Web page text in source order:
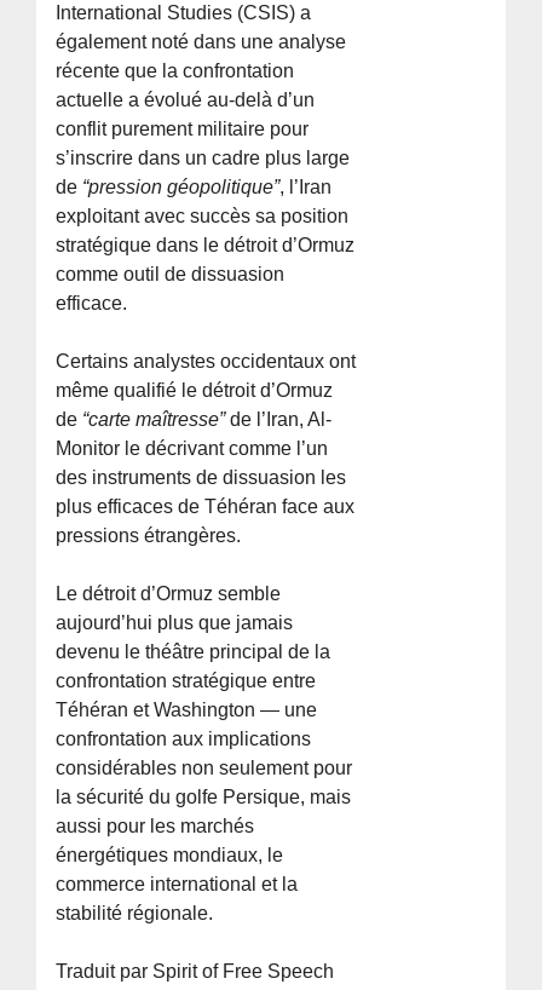
International Studies (CSIS) a
également noté dans une analyse
récente que la confrontation
actuelle a évolué au-delà d’un
conflit purement militaire pour
s’inscrire dans un cadre plus large
de “pression géopolitique”, l’Iran
exploitant avec succès sa position
stratégique dans le détroit d’Ormuz
comme outil de dissuasion
efficace.
Certains analystes occidentaux ont
même qualifié le détroit d’Ormuz
de “carte maîtresse”de l’Iran, Al-
Monitor le décrivant comme l’un
des instruments de dissuasion les
plus efficaces de Téhéran face aux
pressions étrangères.
Le détroit d’Ormuz semble
aujourd’hui plus que jamais
devenu le théâtre principal de la
confrontation stratégique entre
Téhéran et Washington — une
confrontation aux implications
considérables non seulement pour
la sécurité du golfe Persique, mais
aussi pour les marchés
énergétiques mondiaux, le
commerce international et la
stabilité régionale.
Traduit par Spirit of Free Speech